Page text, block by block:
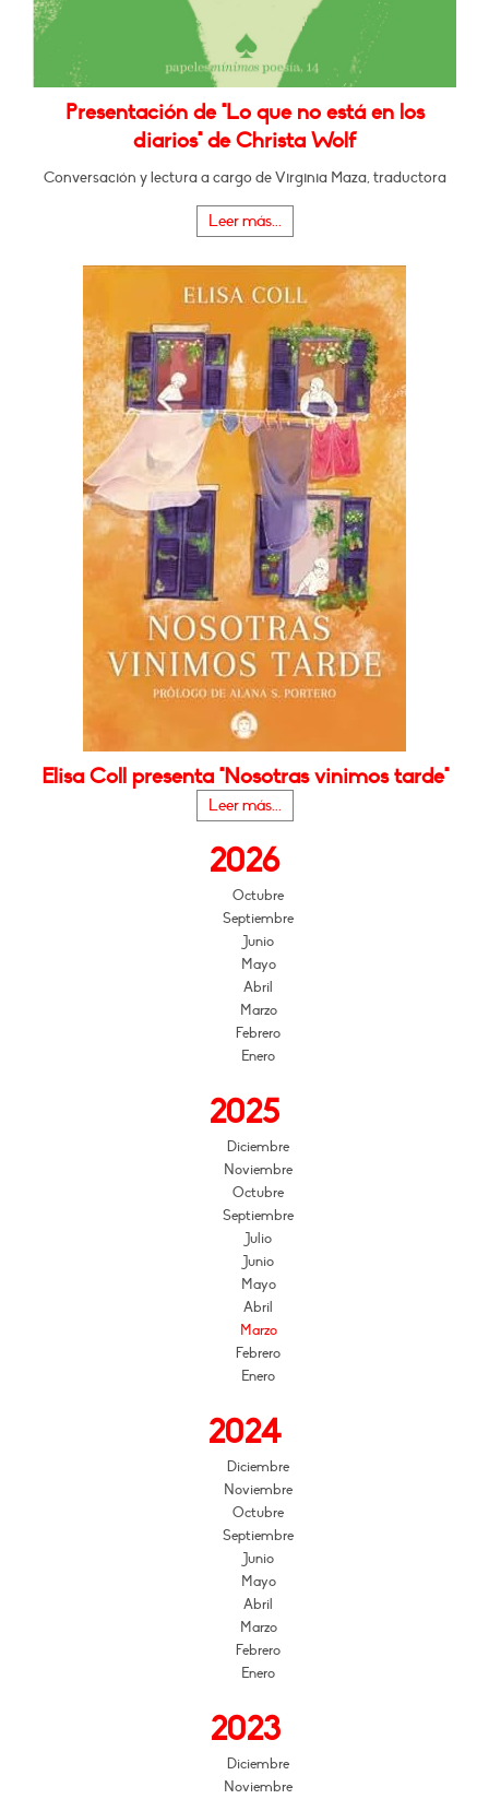
Presentación de "Lo que no está en los
diarios" de Christa Wolf
Conversación y lectura a cargo de Virginia Maza, traductora
Leer más...
Elisa Coll presenta "Nosotras vinimos tarde"
Leer más...
2026
Octubre
Septiembre
Junio
Mayo
Abril
Marzo
Febrero
Enero
2025
Diciembre
Noviembre
Octubre
Septiembre
Julio
Junio
Mayo
Abril
Marzo
Febrero
Enero
2024
Diciembre
Noviembre
Octubre
Septiembre
Junio
Mayo
Abril
Marzo
Febrero
Enero
2023
Diciembre
Noviembre